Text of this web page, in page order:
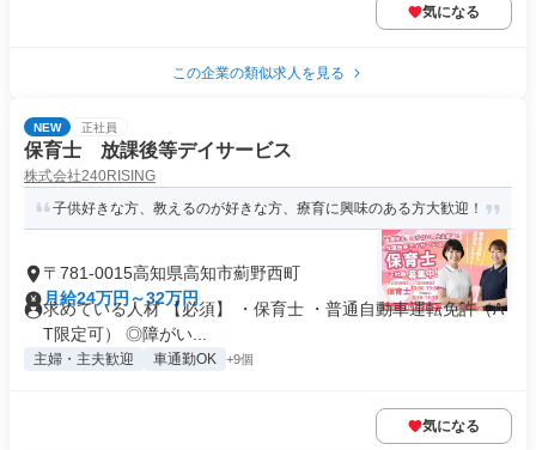
気になる
この企業の類似求人を見る
NEW 正社員
保育士 放課後等デイサービス
株式会社240RISING
子供好きな方、教えるのが好きな方、療育に興味のある方大歓迎！
〒781-0015高知県高知市薊野西町
月給24万円～32万円
求めている人材 【必須】 ・保育士 ・普通自動車運転免許（A
T限定可） ◎障がい...
主婦・主夫歓迎 車通勤OK +9個
気になる